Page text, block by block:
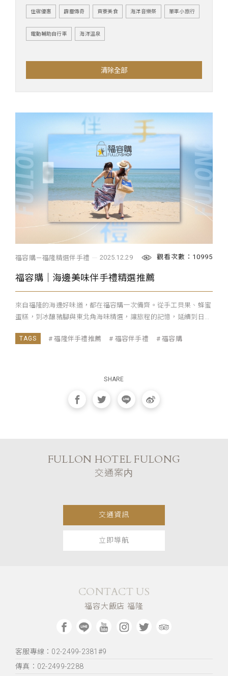
住宿優惠 霹靂傳奇 貢寮美食 海洋音樂祭 單車小旅行
電動輔助自行車 海洋溫泉
清除全部
福容購－福隆精選伴手禮 2025.12.29 觀看次數：10995
福容購｜海邊美味伴手禮精選推薦
來自福隆的海邊好味道，都在福容購一次備齊。從手工貝果、蜂蜜
蛋糕，到冰釀豬腳與東北角海味精選，讓旅程的記憶，延續到日...
福隆伴手禮推薦 福容伴手禮 福容購
SHARE
FULLON HOTEL FULONG
交通案内
交通資訊
立即導航
CONTACT US
福容大飯店 福隆
客服專線：02-2499-2381#9
傳真：02-2499-2288